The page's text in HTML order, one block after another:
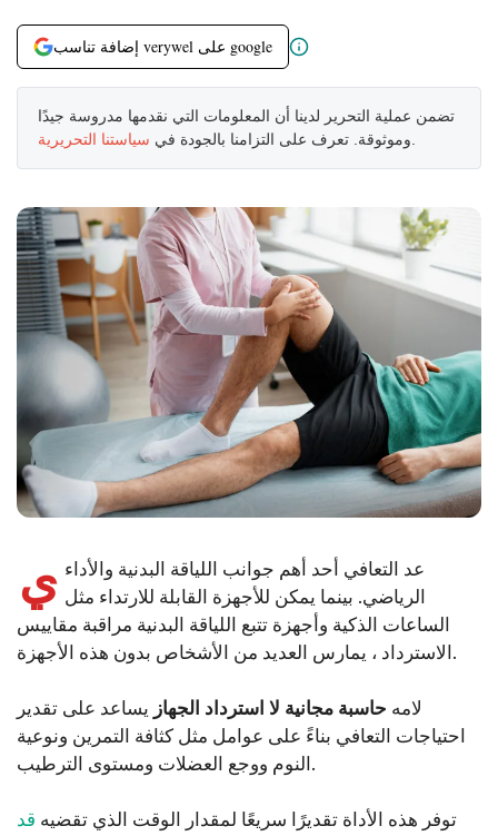
إضافة تناسب verywel على google
تضمن عملية التحرير لدينا أن المعلومات التي نقدمها مدروسة جيدًا
وموثوقة. تعرف على التزامنا بالجودة في سياستنا التحريرية
ي عد التعافي أحد أهم جوانب اللياقة البدنية والأداء
الرياضي. بينما يمكن للأجهزة القابلة للارتداء مثل
الساعات الذكية وأجهزة تتبع اللياقة البدنية مراقبة مقاييس
الاسترداد ، يمارس العديد من الأشخاص بدون هذه الأجهزة.
لامه حاسبة مجانية لا استرداد الجهاز يساعد على تقدير
احتياجات التعافي بناءً على عوامل مثل كثافة التمرين ونوعية
النوم ووجع العضلات ومستوى الترطيب.
توفر هذه الأداة تقديرًا سريعًا لمقدار الوقت الذي تقضيه قد